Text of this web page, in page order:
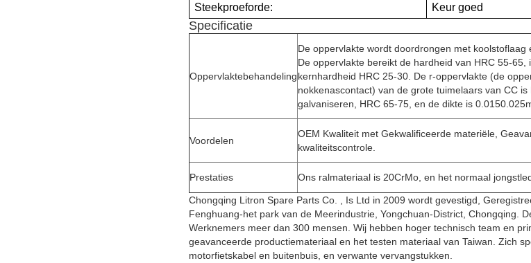
Steekproeforde:
Keur goed
Specificatie
Oppervlaktebehandeling
De oppervlakte wordt doordrongen met koolstoflaag
De oppervlakte bereikt de hardheid van HRC 55-
kernhardheid HRC 25-30. De r-oppervlakte (de
nokkenascontact) van de grote tuimelaars van CC
galvaniseren, HRC 65-75, en de dikte is
Voordelen
OEM Kwaliteit met Gekwalificeerde materiële,
kwaliteitscontrole.
Prestaties Ons ralmateriaal is 20CrMo, en het normaal
Chongqing Litron Spare Parts Co. , Is Ltd in 2009 wordt gevestigd,
Fenghuang-het park van de Meerindustrie, Yongchuan-District, Chongqing.
Werknemers meer dan 300 mensen. Wij hebben hoger technisch team en
geavanceerde productiemateriaal en het testen materiaal van Taiwan. Zich
motorfietskabel en buitenbuis, en verwante vervangstukken.